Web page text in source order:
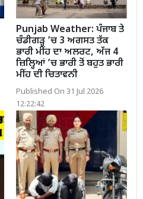
Punjab Weather: ਪੰਜਾਬ ਤੇ
ਚੰਡੀਗੜ੍ਹ ’ਚ 3 ਅਗਸਤ ਤੱਕ
ਭਾਰੀ ਮੀਂਹ ਦਾ ਅਲਰਟ, ਅੱਜ 4
ਜ਼ਿਲ੍ਹਿਆਂ ’ਚ ਭਾਰੀ ਤੋਂ ਬਹੁਤ ਭਾਰੀ
ਮੀਂਹ ਦੀ ਚਿਤਾਵਨੀ
Published On 31 Jul 2026
12:22:42